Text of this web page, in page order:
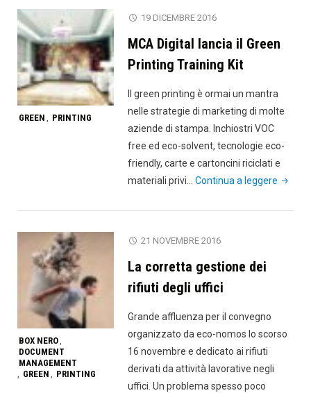
conoscere
la
sostenibilità"
GREEN , PRINTING
19 DICEMBRE 2016
MCA Digital lancia il Green
Printing Training Kit
Il green printing è ormai un mantra
nelle strategie di marketing di molte
aziende di stampa. Inchiostri VOC
free ed eco-solvent, tecnologie eco-
friendly, carte e cartoncini riciclati e
materiali privi…Continua a leggere "MCA
lancia
BOX NERO,
DOCUMENT
MANAGEMENT
, GREEN , PRINTING
21 NOVEMBRE 2016
La corretta gestione dei
rifiuti degli uffici
Grande affluenza per il convegno
organizzato da eco-nomos lo scorso
16 novembre e dedicato ai rifiuti
derivati da attività lavorative negli
uffici. Un problema spesso poco